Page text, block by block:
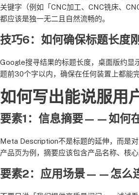
关键字（例如「CNC加工、CNC铣床、
都应该是独一无二且自然流畅的。
技巧6：如何确保标题长度
Google搜寻结果的标题长度，桌面版约
题前30个字以内，确保在任何装置上都能
如何写出能说服用
要素1：信息摘要——如何
Meta Description不是标题的延伸，而是
产品页为例，摘要应该包含产品名称、核
要素2：应用场景——怎么